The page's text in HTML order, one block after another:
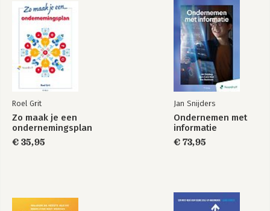
gecertificeerd hypnotherapeut en een
Tot slot 155
Nawoord 157
Dankwoord 158
Roel Grit
Zo maak je een
ondernemingsplan
€ 35,95
Jan Snijders
Ondernemen met
informatie
€ 73,95